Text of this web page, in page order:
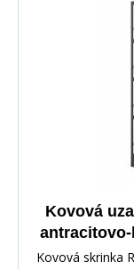
Kovová
antracitovo-
Kovová skrinka